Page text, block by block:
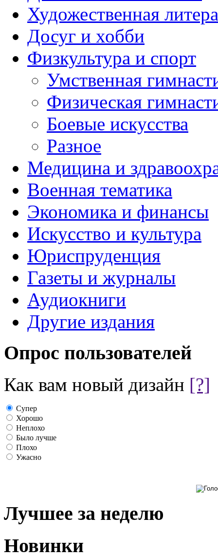
Художественная
Досуг и хобби
Физкультура и спорт
Умственная
Физическая
Боевые искусства
Разное
Медицина и
Военная тематика
Экономика и финансы
Искусство и культура
Юриспруденция
Газеты и журналы
Аудиокниги
Другие издания
Опрос пользователей
Как вам новый дизайн [?]
Супер
Хорошо
Неплохо
Было лучше
Плохо
Ужасно
Лучшее за неделю
Новинки